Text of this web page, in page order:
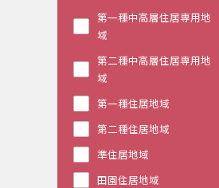
第一種中高層住居専用地
域
第二種中高層住居専用地
域
第一種住居地域
第二種住居地域
準住居地域
田園住居地域